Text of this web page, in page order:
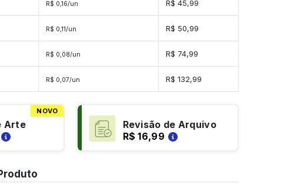
R$ 0,16/un R$ 45,99
R$ 0,11/un R$ 50,99
R$ 0,08/un R$ 74,99
R$ 0,07/un R$ 132,99
NOVO
Arte
Revisão de Arquivo
R$ 16,99